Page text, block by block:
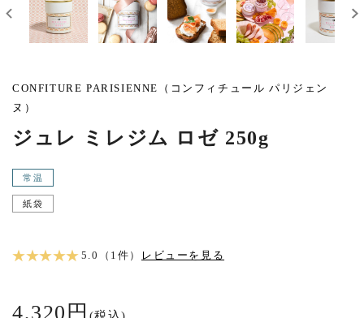
CONFITURE PARISIENNE（コンフィチュール パリジェン
ヌ）
ジュレ ミレジム ロゼ 250g
常温
紙袋
★ ★ ★ ★ ★ 5.0（1件） レビューを見る
4,320円